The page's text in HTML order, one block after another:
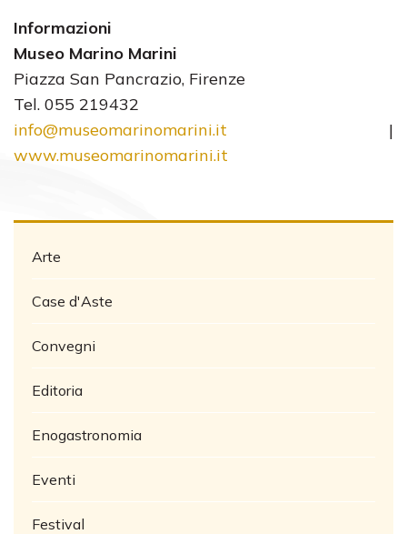
Informazioni
Museo Marino Marini
Piazza San Pancrazio, Firenze
Tel. 055 219432
info@museomarinomarini.it |
www.museomarinomarini.it
Arte
Case d'Aste
Convegni
Editoria
Enogastronomia
Eventi
Festival